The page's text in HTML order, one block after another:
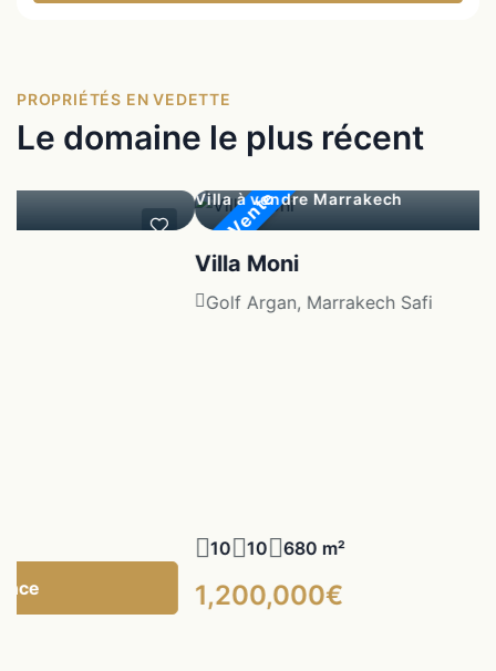
PROPRIÉTÉS EN VEDETTE
Le domaine le plus récent
En Vente
Villa à vendre Marrakech
Villa Moni
Golf Argan, Marrakech Safi
10 10 680 m²
1,200,000€